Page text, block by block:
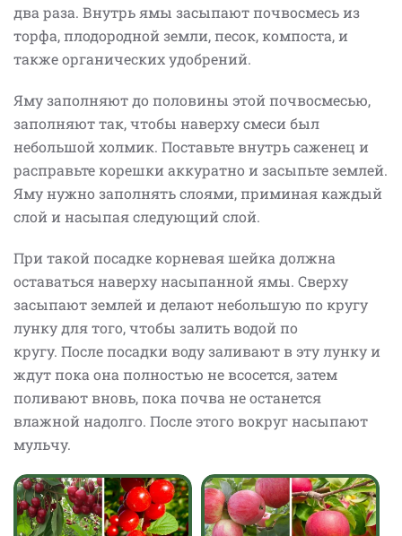
два раза. Внутрь ямы засыпают почвосмесь из
торфа, плодородной земли, песок, компоста, и
также органических удобрений.
Яму заполняют до половины этой почвосмесью,
заполняют так, чтобы наверху смеси был
небольшой холмик. Поставьте внутрь саженец и
расправьте корешки аккуратно и засыпьте землей.
Яму нужно заполнять слоями, приминая каждый
слой и насыпая следующий слой.
При такой посадке корневая шейка должна
оставаться наверху насыпанной ямы. Сверху
засыпают землей и делают небольшую по кругу
лунку для того, чтобы залить водой по
кругу. После посадки воду заливают в эту лунку и
ждут пока она полностью не всосется, затем
поливают вновь, пока почва не останется
влажной надолго. После этого вокруг насыпают
мульчу.